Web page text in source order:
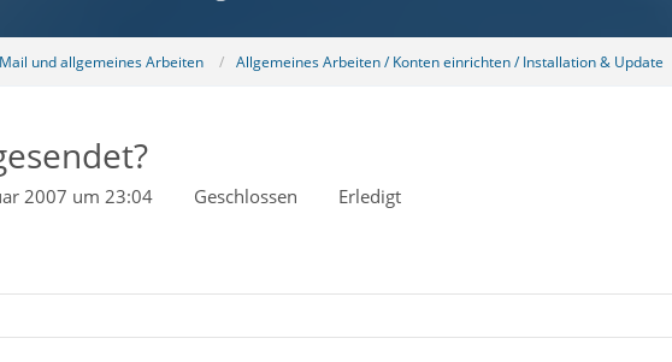
und allgemeines Arbeiten Allgemeines Arbeiten / Konten einrichten / Installation & Update
2007 um 23:04 Geschlossen Erledigt